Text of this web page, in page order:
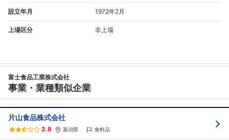
設立年月 1972年2月
上場区分 非上場
富士食品工業株式会社
事業・業種類似企業
片山食品株式会社
2.8 新潟県 食料品